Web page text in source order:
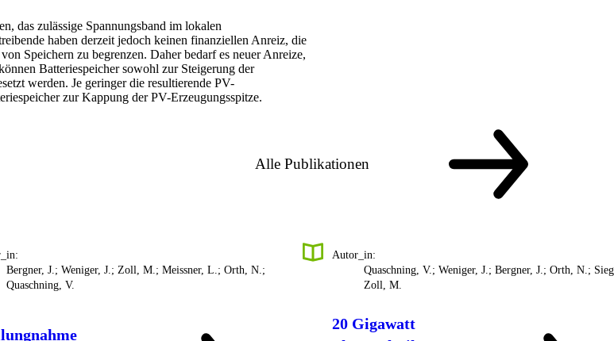
das zulässige Spannungsband im lokalen
haben derzeit jedoch keinen finanziellen Anreiz, die
Speichern zu begrenzen. Daher bedarf es neuer Anreize,
Batteriespeicher sowohl zur Steigerung der
werden. Je geringer die resultierende PV-
zur Kappung der PV-Erzeugungsspitze.
Bergner, J.; Weniger, J.; Zoll, M.; Meissner, L.; Orth, N.;
Quaschning, V.
Autor_in:
Quaschning, V.; Weniger, J.; Bergner, J.; Orth, N.;
Zoll, M.
20 Gigawatt
Alle Publikationen